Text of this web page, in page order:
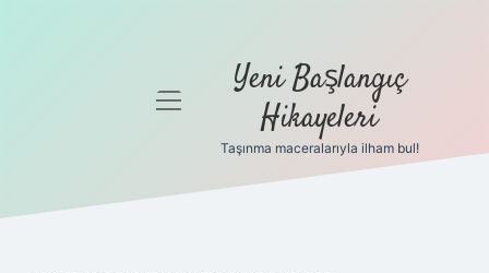
Gizlilik
menüyü
Yeni Başlangıç
Hikayeleri
Taşınma maceralarıyla ilham bul!